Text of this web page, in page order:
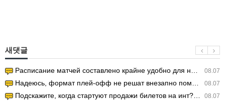
새댓글
08.07
Расписание матчей составлено крайне удобно для нашего часово…
08.07
Надеюсь, формат плей-офф не решат внезапно поменять. https:/…
08.07
Подскажите, когда стартуют продажи билетов на инт? https://g…